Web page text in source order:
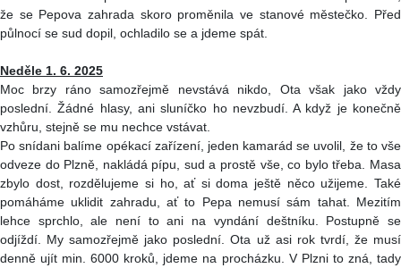
že se Pepova zahrada skoro proměnila ve stanové městečko. Před
půlnocí se sud dopil, ochladilo se a jdeme spát.
Neděle 1. 6. 2025
Moc brzy ráno samozřejmě nevstává nikdo, Ota však jako vždy
poslední. Žádné hlasy, ani sluníčko ho nevzbudí. A když je konečně
vzhůru, stejně se mu nechce vstávat.
Po snídani balíme opékací zařízení, jeden kamarád se uvolil, že to vše
odveze do Plzně, nakládá pípu, sud a prostě vše, co bylo třeba. Masa
zbylo dost, rozdělujeme si ho, ať si doma ještě něco užijeme. Také
pomáháme uklidit zahradu, ať to Pepa nemusí sám tahat. Mezitím
lehce sprchlo, ale není to ani na vyndání deštníku. Postupně se
odjíždí. My samozřejmě jako poslední. Ota už asi rok tvrdí, že musí
denně ujít min. 6000 kroků, jdeme na procházku. V Plzni to zná, tady